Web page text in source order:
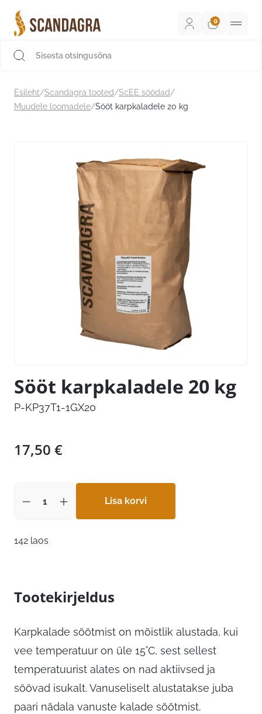
sisu
juurde
Esileht/Scandagra tooted/ScEE söödad/
Muudele loomadele/Sööt karpkaladele 20 kg
Sööt karpkaladele 20 kg
P-KP37T1-1GX20
17,50 €
Lisa korvi
142 laos
Tootekirjeldus
Karpkalade söötmist on mõistlik alustada, kui
vee temperatuur on üle 15˚C, sest sellest
temperatuurist alates on nad aktiivsed ja
söövad isukalt. Vanuseliselt alustatakse juba
paari nädala vanuste kalade söötmist.